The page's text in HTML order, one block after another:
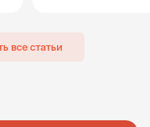
все статьи